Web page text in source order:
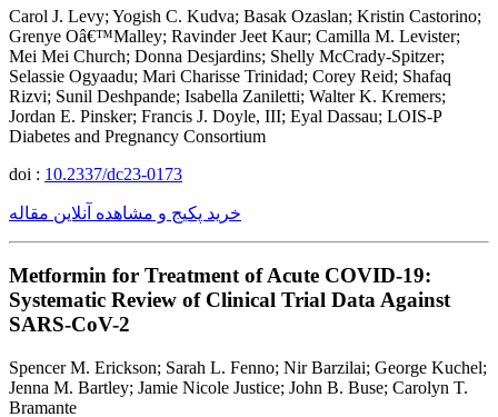
Carol J. Levy; Yogish C. Kudva; Basak Ozaslan; Kristin Castorino;
Grenye Oâ€™Malley; Ravinder Jeet Kaur; Camilla M. Levister;
Mei Mei Church; Donna Desjardins; Shelly McCrady-Spitzer;
Selassie Ogyaadu; Mari Charisse Trinidad; Corey Reid; Shafaq
Rizvi; Sunil Deshpande; Isabella Zaniletti; Walter K. Kremers;
Jordan E. Pinsker; Francis J. Doyle, III; Eyal Dassau; LOIS-P
Diabetes and Pregnancy Consortium
doi : 10.2337/dc23-0173
خرید پکیج و مشاهده آنلاین مقاله
Metformin for Treatment of Acute COVID-19:
Systematic Review of Clinical Trial Data Against
SARS-CoV-2
Spencer M. Erickson; Sarah L. Fenno; Nir Barzilai; George Kuchel;
Jenna M. Bartley; Jamie Nicole Justice; John B. Buse; Carolyn T.
Bramante